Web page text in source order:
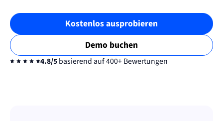
Kostenlos ausprobieren
Demo buchen
4.8/5basierend auf 400+ Bewertungen